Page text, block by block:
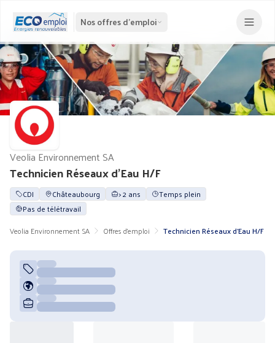
Nos offres d'emploi
Technicien Réseaux d’Eau H/F
Veolia Environnement SA
CDI Châteaubourg > 2 ans
Temps plein
Pas de télétravail
Veolia Environnement SA
Offres d'emploi Technicien Réseaux d’Eau H/F